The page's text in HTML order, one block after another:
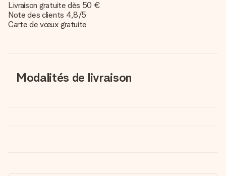
Livraison gratuite dès 50 €
Note des clients 4,8/5
Carte de vœux gratuite
Modalités de livraison